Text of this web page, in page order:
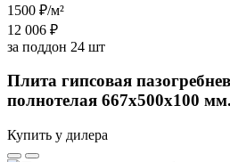
1500 ₽/м²
12 006 ₽
за поддон 24 шт
Плита гипсовая
полнотелая 667х500х100 мм.
Купить у дилера